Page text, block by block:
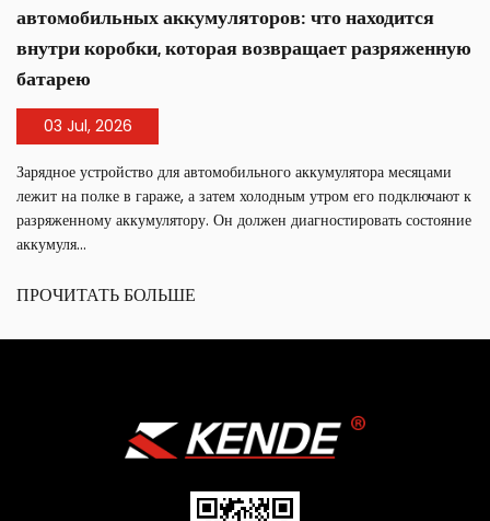
автомобильных аккумуляторов: что находится
внутри коробки, которая возвращает разряженную
батарею
03 Jul, 2026
Зарядное устройство для автомобильного аккумулятора месяцами
лежит на полке в гараже, а затем холодным утром его подключают к
разряженному аккумулятору. Он должен диагностировать состояние
аккумуля...
ПРОЧИТАТЬ БОЛЬШЕ